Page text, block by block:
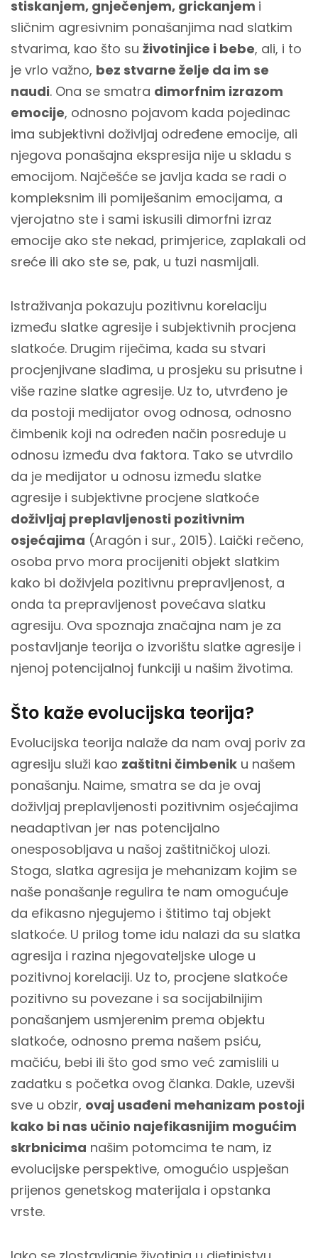
stiskanjem, gnječenjem, grickanjem i
sličnim agresivnim ponašanjima nad slatkim
stvarima, kao što su životinjice i bebe, ali, i to
je vrlo važno, bez stvarne želje da im se
naudi. Ona se smatra dimorfnim izrazom
emocije, odnosno pojavom kada pojedinac
ima subjektivni doživljaj određene emocije, ali
njegova ponašajna ekspresija nije u skladu s
emocijom. Najčešće se javlja kada se radi o
kompleksnim ili pomiješanim emocijama, a
vjerojatno ste i sami iskusili dimorfni izraz
emocije ako ste nekad, primjerice, zaplakali od
sreće ili ako ste se, pak, u tuzi nasmijali.
Istraživanja pokazuju pozitivnu korelaciju
između slatke agresije i subjektivnih procjena
slatkoće. Drugim riječima, kada su stvari
procjenjivane slađima, u prosjeku su prisutne i
više razine slatke agresije. Uz to, utvrđeno je
da postoji medijator ovog odnosa, odnosno
čimbenik koji na određen način posreduje u
odnosu između dva faktora. Tako se utvrdilo
da je medijator u odnosu između slatke
agresije i subjektivne procjene slatkoće
doživljaj preplavljenosti pozitivnim
osjećajima (Aragón i sur., 2015). Laički rečeno,
osoba prvo mora procijeniti objekt slatkim
kako bi doživjela pozitivnu prepravljenost, a
onda ta prepravljenost povećava slatku
agresiju. Ova spoznaja značajna nam je za
postavljanje teorija o izvorištu slatke agresije i
njenoj potencijalnoj funkciji u našim životima.
Što kaže evolucijska teorija?
Evolucijska teorija nalaže da nam ovaj poriv za
agresiju služi kao zaštitni čimbenik u našem
ponašanju. Naime, smatra se da je ovaj
doživljaj preplavljenosti pozitivnim osjećajima
neadaptivan jer nas potencijalno
onesposobljava u našoj zaštitničkoj ulozi.
Stoga, slatka agresija je mehanizam kojim se
naše ponašanje regulira te nam omogućuje
da efikasno njegujemo i štitimo taj objekt
slatkoće. U prilog tome idu nalazi da su slatka
agresija i razina njegovateljske uloge u
pozitivnoj korelaciji. Uz to, procjene slatkoće
pozitivno su povezane i sa socijabilnijim
ponašanjem usmjerenim prema objektu
slatkoće, odnosno prema našem psiću,
mačiću, bebi ili što god smo već zamislili u
zadatku s početka ovog članka. Dakle, uzevši
sve u obzir, ovaj usađeni mehanizam postoji
kako bi nas učinio najefikasnijim mogućim
skrbnicima našim potomcima te nam, iz
evolucijske perspektive, omogućio uspješan
prijenos genetskog materijala i opstanka
vrste.